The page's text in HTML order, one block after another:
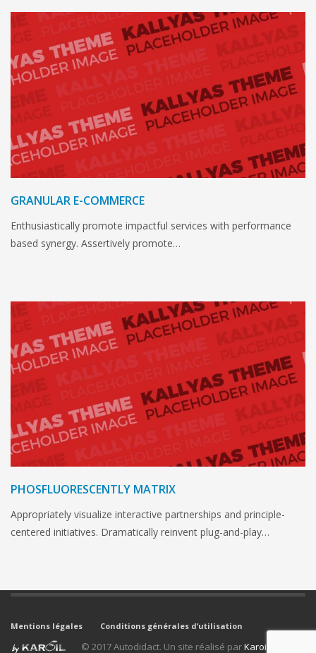
GRANULAR E-COMMERCE
Enthusiastically promote impactful services with performance
based synergy. Assertively promote…
PHOSFLUORESCENTLY MATRIX
Appropriately visualize interactive partnerships and principle-
centered initiatives. Dramatically reinvent plug-and-play…
Mentions légales Conditions générales d’utilisation
© 2017 Autodidact. Un site réalisé parKaroil